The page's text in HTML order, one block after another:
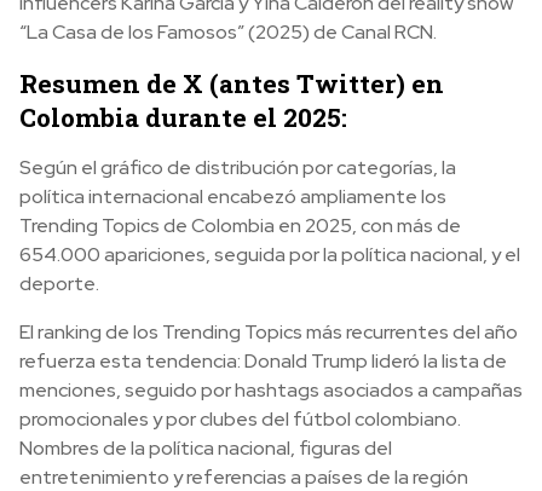
“La Casa de los Famosos” (2025) de Canal RCN.
Resumen de X (antes Twitter) en
Colombia durante el 2025:
Según el gráfico de distribución por categorías, la
política internacional encabezó ampliamente los
Trending Topics de Colombia en 2025, con más de
654.000 apariciones, seguida por la política nacional, y el
deporte.
El ranking de los Trending Topics más recurrentes del año
refuerza esta tendencia: Donald Trump lideró la lista de
menciones, seguido por hashtags asociados a campañas
promocionales y por clubes del fútbol colombiano.
Nombres de la política nacional, figuras del
entretenimiento y referencias a países de la región